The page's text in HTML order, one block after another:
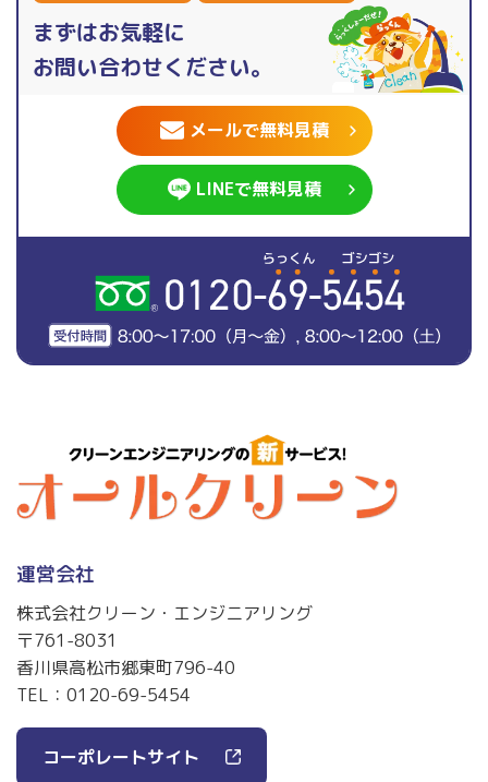
まずはお気軽に
お問い合わせください。
メールで無料見積
LINEで無料見積
運営会社
株式会社クリーン・エンジニアリング
〒761-8031
香川県高松市郷東町796-40
TEL： 0120-69-5454
コーポレートサイト